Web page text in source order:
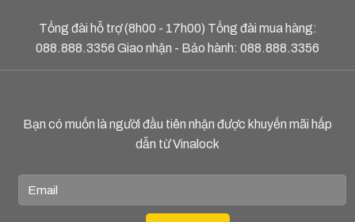
Tổng đài hỗ trợ (8h00 - 17h00) Tổng đài mua hàng:
088.888.3356 Giao nhận - Bảo hành: 088.888.3356
Bạn có muốn là người đầu tiên nhận được khuyến mãi hấp
dẫn từ Vinalock